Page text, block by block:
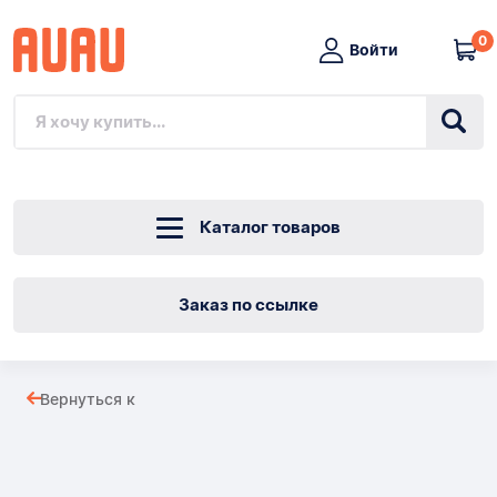
Войти
0
Каталог товаров
Заказ по ссылке
Вернуться к